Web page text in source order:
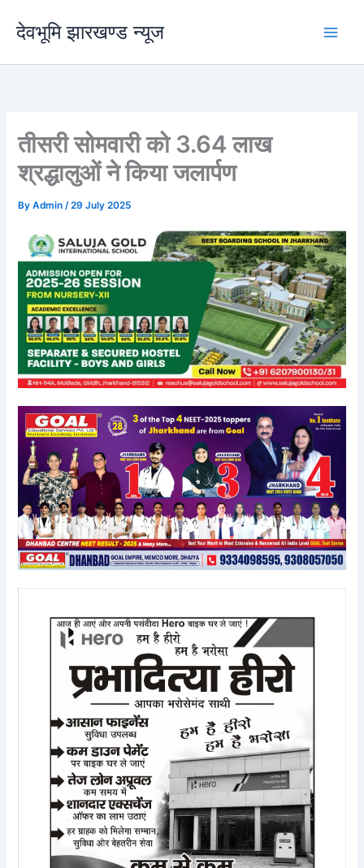
content
देवभूमि झारखण्ड न्यूज
तीसरी सोमवारी को 3.64 लाख
श्रद्धालुओं ने किया जलार्पण
ByAdmin/29 July 2025